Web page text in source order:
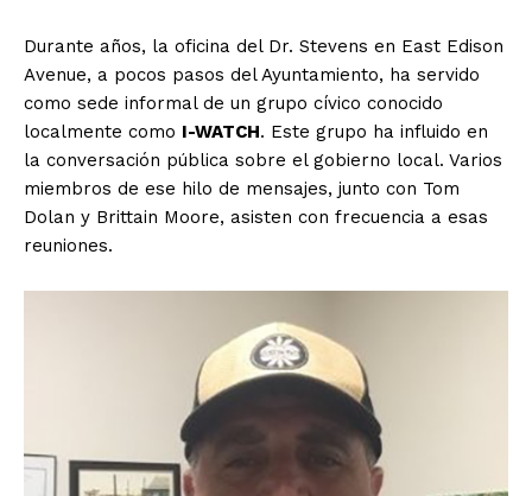
Durante años, la oficina del Dr. Stevens en East Edison
Avenue, a pocos pasos del Ayuntamiento, ha servido
como sede informal de un grupo cívico conocido
localmente como I-WATCH. Este grupo ha influido en
la conversación pública sobre el gobierno local. Varios
miembros de ese hilo de mensajes, junto con Tom
Dolan y Brittain Moore, asisten con frecuencia a esas
reuniones.